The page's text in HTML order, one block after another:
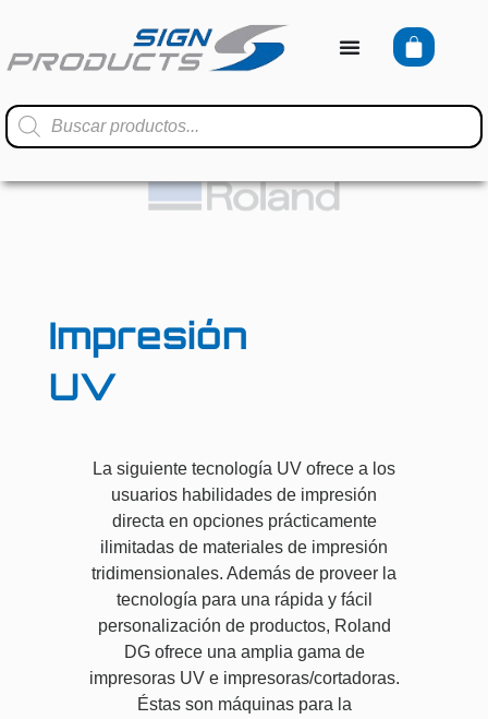
Impresión
UV
La siguiente tecnología UV ofrece a los
usuarios habilidades de impresión
directa en opciones prácticamente
ilimitadas de materiales de impresión
tridimensionales. Además de proveer la
tecnología para una rápida y fácil
personalización de productos, Roland
DG ofrece una amplia gama de
impresoras UV e impresoras/cortadoras.
Éstas son máquinas para la